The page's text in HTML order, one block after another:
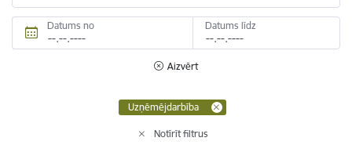
Datums no Datums līdz
Aizvērt
Uzņēmējdarbība
Notīrīt filtrus